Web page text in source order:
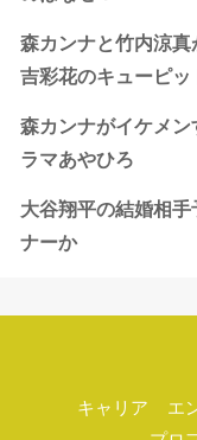
森カンナと竹内涼
吉彩花のキューピッ
森カンナがイケメ
ラマあやひろ
大谷翔平の結婚相
ナーか
キャリア エ